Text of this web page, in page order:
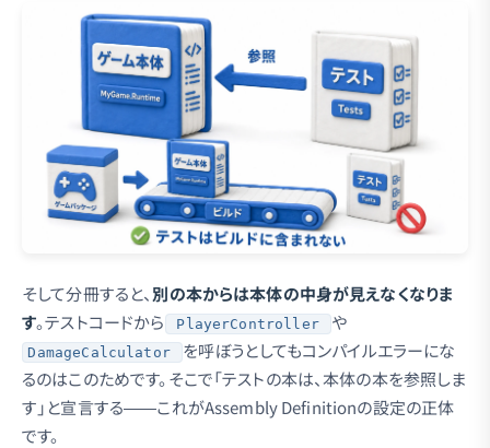
そして分冊すると、 別の本からは本体の中身が見えなくなりま
す。テストコードから PlayerController や
DamageCalculator
を呼ぼうとしてもコンパイルエラーにな
るのはこのためです。そこで「テストの本は、本体の本を参照しま
す」と宣言する——これがAssembly Definitionの設定の正体
です。